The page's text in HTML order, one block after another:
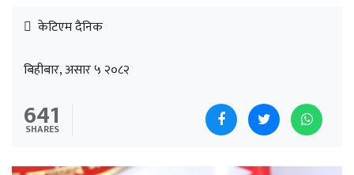
केटिएम दैनिक
बिहीबार, असार ५ २०८२
641
SHARES